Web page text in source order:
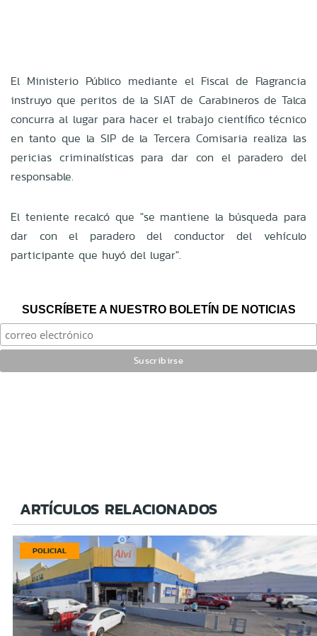
El Ministerio Público mediante el Fiscal de Flagrancia
instruyo que peritos de la SIAT de Carabineros de Talca
concurra al lugar para hacer el trabajo científico técnico
en tanto que la SIP de la Tercera Comisaria realiza las
pericias criminalísticas para dar con el paradero del
responsable.
El teniente recalcó que "se mantiene la búsqueda para
dar con el paradero del conductor del vehículo
participante que huyó del lugar".
SUSCRÍBETE A NUESTRO BOLETÍN DE NOTICIAS
ARTÍCULOS RELACIONADOS
POLICIAL